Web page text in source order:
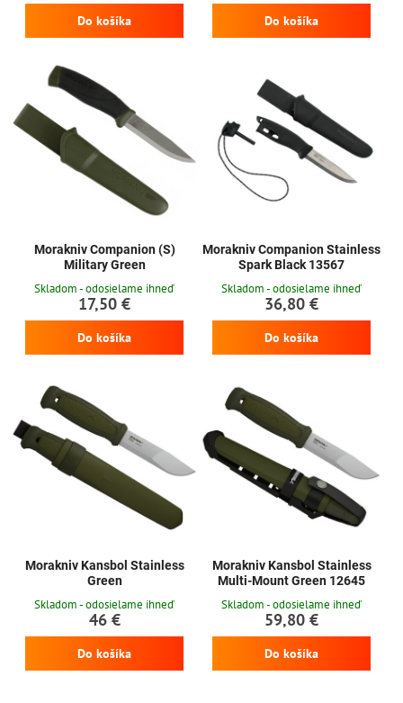
Do košíka Do košíka
Morakniv Companion (S)
Military Green
Skladom - odosielame ihneď
17,50 €
Do košíka
Morakniv Companion Stainless
Spark Black 13567
Skladom - odosielame ihneď
36,80 €
Do košíka
Morakniv Kansbol Stainless
Green
Skladom - odosielame ihneď
46 €
Do košíka
Morakniv Kansbol Stainless
Multi-Mount Green 12645
Skladom - odosielame ihneď
59,80 €
Do košíka